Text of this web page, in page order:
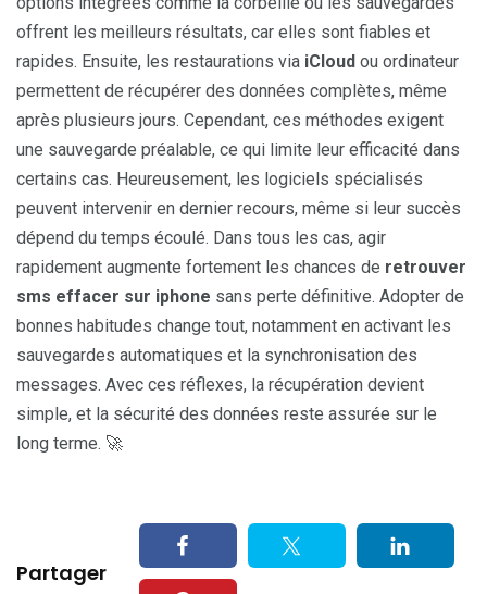
offrent les meilleurs résultats, car elles sont fiables et
rapides. Ensuite, les restaurations via iCloud ou ordinateur
permettent de récupérer des données complètes, même
après plusieurs jours. Cependant, ces méthodes exigent
une sauvegarde préalable, ce qui limite leur efficacité dans
certains cas. Heureusement, les logiciels spécialisés
peuvent intervenir en dernier recours, même si leur succès
dépend du temps écoulé. Dans tous les cas, agir
rapidement augmente fortement les chances de retrouver
sms effacer sur iphone sans perte définitive. Adopter de
bonnes habitudes change tout, notamment en activant les
sauvegardes automatiques et la synchronisation des
messages. Avec ces réflexes, la récupération devient
simple, et la sécurité des données reste assurée sur le
long terme. 🚀
Partager